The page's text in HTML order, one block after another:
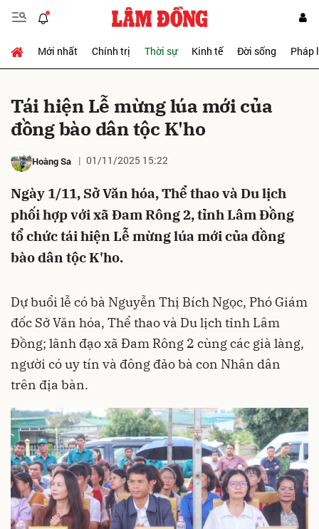
Mới nhất Chính trị Thời sự Kinh tế Đời sống Pháp
Tái hiện Lễ mừng lúa mới của
đồng bào dân tộc K'ho
Hoàng Sa 01/11/2025 15:22
Ngày 1/11, Sở Văn hóa, Thể thao và Du lịch
phối hợp với xã Đam Rông 2, tỉnh Lâm Đồng
tổ chức tái hiện Lễ mừng lúa mới của đồng
bào dân tộc K'ho.
Dự buổi lễ có bà Nguyễn Thị Bích Ngọc, Phó Giám
đốc Sở Văn hóa, Thể thao và Du lịch tỉnh Lâm
Đồng; lãnh đạo xã Đam Rông 2 cùng các già làng,
người có uy tín và đông đảo bà con Nhân dân
trên địa bàn.
Gửi bình luận
Hủy Gửi